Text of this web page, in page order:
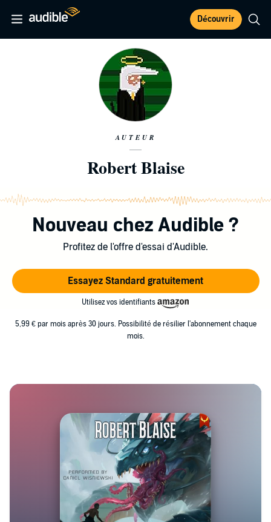
Découvrir
AUTEUR
Robert Blaise
Nouveau chez Audible ?
Profitez de l'offre d'essai d'Audible.
Essayez Standard gratuitement
Utilisez vos identifiants
5,99 € par mois après 30 jours. Possibilité de résilier l'abonnement chaque
mois.